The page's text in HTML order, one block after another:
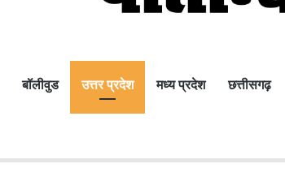
बॉलीवुड उत्तर प्रदेश मध्य प्रदेश छत्तीसगढ़